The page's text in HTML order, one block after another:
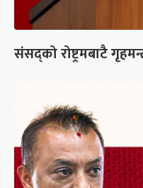
संसद्को रोष्ट्रमबाटै